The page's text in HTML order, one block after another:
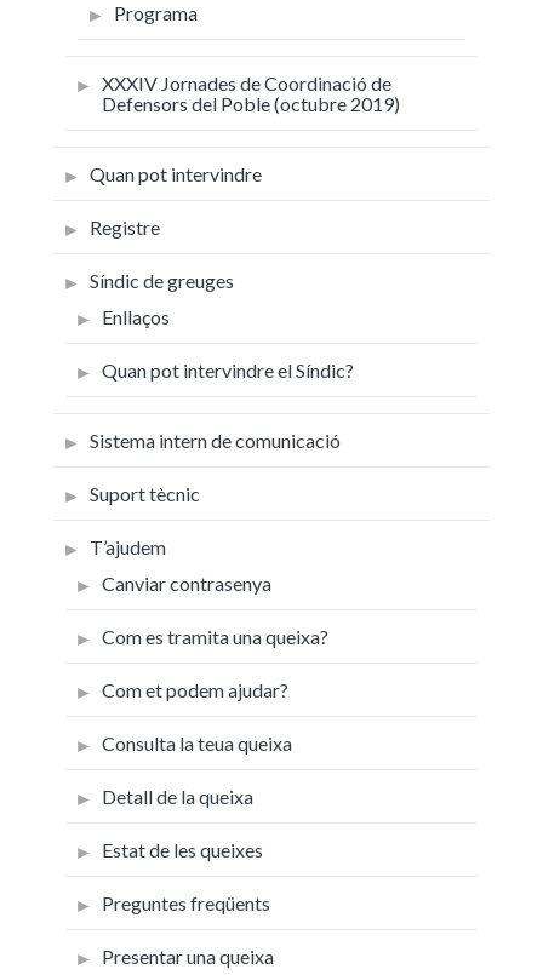
Programa
XXXIV Jornades de Coordinació de
Defensors del Poble (octubre 2019)
Quan pot intervindre
Registre
Síndic de greuges
Enllaços
Quan pot intervindre el Síndic?
Sistema intern de comunicació
Suport tècnic
T’ajudem
Canviar contrasenya
Com es tramita una queixa?
Com et podem ajudar?
Consulta la teua queixa
Detall de la queixa
Estat de les queixes
Preguntes freqüents
Presentar una queixa